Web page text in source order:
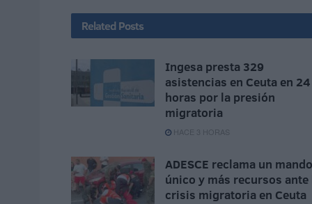
Related Posts
Ingesa presta 329
asistencias en Ceuta en 24
horas por la presión
migratoria
HACE 3 HORAS
ADESCE reclama un mando
único y más recursos ante
crisis migratoria en Ceuta